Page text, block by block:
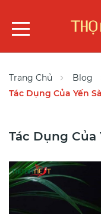
Trang Chủ
Blog
Tác Dụng Của Yến
Tác Dụng Của